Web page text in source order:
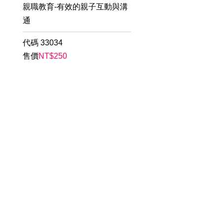
親職教育-有效的親子互動與溝
通
代碼 33034
售價NT$250